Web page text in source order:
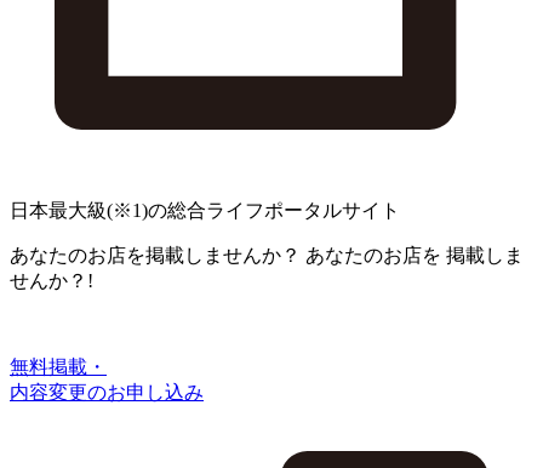
日本最大級(※1)の総合ライフポータルサイト
あなたのお店を掲載しませんか？ あなたのお店を 掲載しま
せんか？!
無料掲載・
内容変更のお申し込み